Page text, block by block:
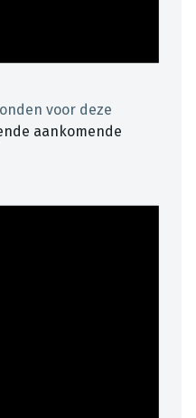
voor deze
aankomende